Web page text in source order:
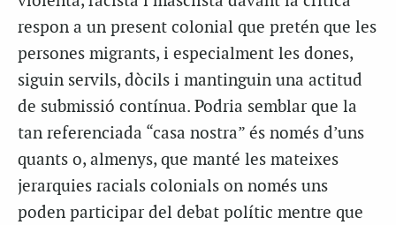
respon a un present colonial que pretén que les
persones migrants, i especialment les dones,
siguin servils, dòcils i mantinguin una actitud
de submissió contínua. Podria semblar que la
tan referenciada “casa nostra” és només d’uns
quants o, almenys, que manté les mateixes
jerarquies racials colonials on només uns
poden participar del debat polític mentre que